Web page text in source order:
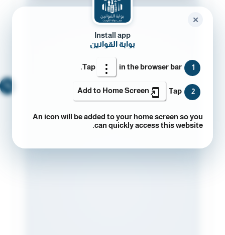
Install app
بوابة القوانين
1
Tap in the browser bar.
2
Tap
Add to Home Screen
An icon will be added to your home screen so you
can quickly access this website.
✕